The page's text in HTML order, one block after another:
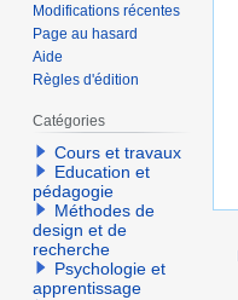
Modifications récentes
Page au hasard
Aide
Règles d'édition
Catégories
Cours et travaux
Education et
pédagogie
Méthodes de
design et de
recherche
Psychologie et
apprentissage